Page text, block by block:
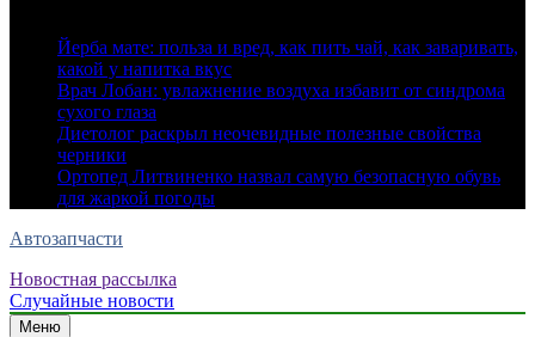
Йерба мате: польза и вред, как пить чай, как заваривать,
какой у напитка вкус
Врач Лобан: увлажнение воздуха избавит от синдрома
сухого глаза
Диетолог раскрыл неочевидные полезные свойства
черники
Ортопед Литвиненко назвал самую безопасную обувь
для жаркой погоды
Автозапчасти
Новостная рассылка
Случайные новости
Меню